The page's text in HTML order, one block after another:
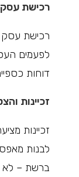
רכישת עסק
רכישת עסק
לפעמים
דוחות
זכיינות
זכיינות
לבנות
ברשת – לא